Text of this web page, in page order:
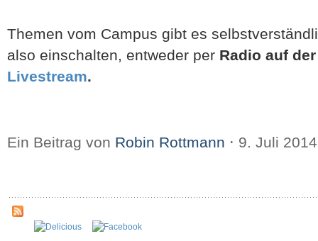
Themen vom Campus gibt es
also einschalten, entweder per Radio auf
Livestream.
Ein Beitrag von Robin Rottmann ⋅ 9. Juli